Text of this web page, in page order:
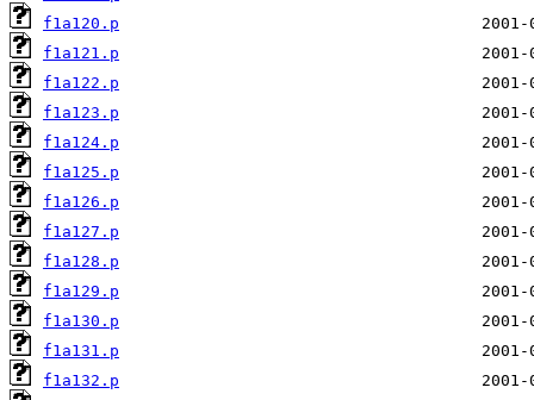
f1a120.p
f1a121.p
f1a122.p
f1a123.p
f1a124.p
f1a125.p
f1a126.p
f1a127.p
f1a128.p
f1a129.p
f1a130.p
f1a131.p
f1a132.p